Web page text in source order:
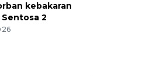
kebakaran
Sentosa 2